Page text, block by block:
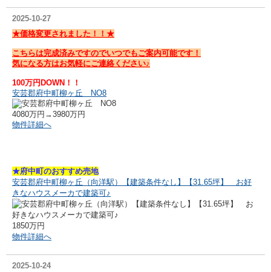
2025-10-27
★価格変更されました！！★
こちらは完成済みですのでいつでもご案内可能です！
気になる方はお気軽にご連絡ください♪
100万円DOWN！！
安芸郡府中町柳ヶ丘 NO8
4080万円→3980万円
物件詳細へ
★府中町のおすすめ売地
安芸郡府中町柳ヶ丘（向洋駅）【建築条件なし】【31.65坪】 お好
きなハウスメーカで建築可♪
1850万円
物件詳細へ
2025-10-24